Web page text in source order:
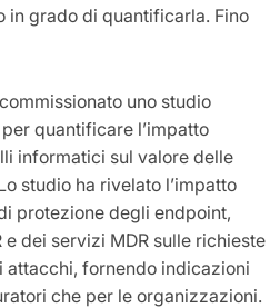
in grado di quantificarla. Fino
uno studio
quantificare l’impatto
informatici sul valore delle
studio ha rivelato l’impatto
protezione degli endpoint,
dei servizi MDR sulle richieste
fornendo indicazioni
che per le organizzazioni.